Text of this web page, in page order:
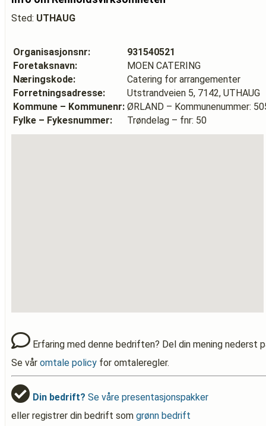
Sted: UTHAUG
Organisasjonsnr:
931540521
Foretaksnavn:
MOEN CATERING
Næringskode:
Catering for arrangementer
Forretningsadresse:
Utstrandveien 5, 7142, UTHAUG
Kommune – Kommunenr: ØRLAND – Kommunenummer:
Fylke – Fykesnummer:
Trøndelag – fnr: 50
Erfaring med denne bedriften? Del din mening nederst
Se vår omtale policy for omtaleregler.
Din bedrift? Se våre presentasjonspakker
eller registrer din bedrift som grønn bedrift